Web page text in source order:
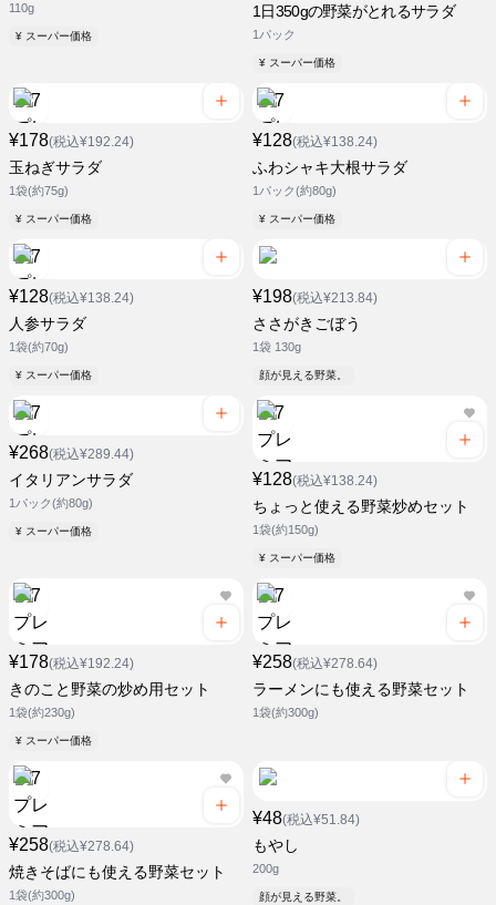
110g
¥ スーパー価格
1日350gの野菜がとれるサラダ
1パック
¥ スーパー価格
¥178(税込¥192.24)
玉ねぎサラダ
1袋(約75g)
¥ スーパー価格
¥128(税込¥138.24)
ふわシャキ大根サラダ
1パック(約80g)
¥ スーパー価格
¥128(税込¥138.24)
人参サラダ
1袋(約70g)
¥ スーパー価格
¥198(税込¥213.84)
ささがきごぼう
1袋 130g
顔が見える野菜。
¥268(税込¥289.44)
イタリアンサラダ
1パック(約80g)
¥ スーパー価格
¥128(税込¥138.24)
ちょっと使える野菜炒めセット
1袋(約150g)
¥ スーパー価格
¥178(税込¥192.24)
きのこと野菜の炒め用セット
1袋(約230g)
¥ スーパー価格
¥258(税込¥278.64)
ラーメンにも使える野菜セット
1袋(約300g)
¥258(税込¥278.64)
焼きそばにも使える野菜セット
1袋(約300g)
¥48(税込¥51.84)
もやし
200g
顔が見える野菜。